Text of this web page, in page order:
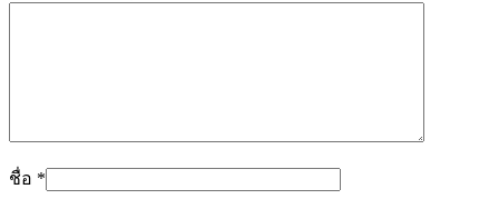
ชื่อ *